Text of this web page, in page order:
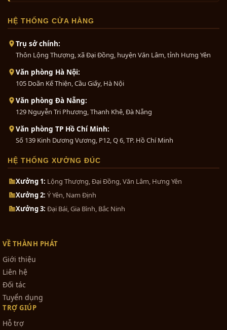
HỆ THỐNG CỬA HÀNG
Trụ sở chính:
Thôn Lộng Thượng, xã Đại Đồng, huyện Văn Lâm, tỉnh Hưng Yên
Văn phòng Hà Nội:
105 Doãn Kế Thiện, Cầu Giấy, Hà Nội
Văn phòng Đà Nẵng:
129 Nguyễn Tri Phương, Thanh Khê, Đà Nẵng
Văn phòng TP Hồ Chí Minh:
Số 139 Kinh Dương Vương, P12, Q 6, TP. Hồ Chí Minh
HỆ THỐNG XƯỞNG ĐÚC
Xưởng 1: Lộng Thượng, Đại Đồng, Văn Lâm, Hưng Yên
Xưởng 2: Ý Yên, Nam Định
Xưởng 3: Đại Bái, Gia Bình, Bắc Ninh
VỀ THÀNH PHÁT
Giới thiệu
Liên hệ
Đối tác
Tuyển dụng
TRỢ GIÚP
Hỗ trợ